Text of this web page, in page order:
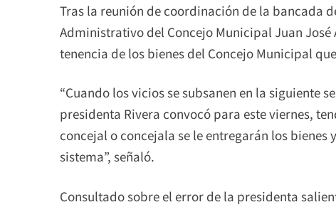
Tras la reunión de coordinación de la bancada
Administrativo del Concejo Municipal Juan
tenencia de los bienes del Concejo Municipal
“Cuando los vicios se subsanen en la siguiente
presidenta Rivera convocó para este viernes,
concejal o concejala se le entregarán los
sistema”, señaló.
Consultado sobre el error de la presidenta